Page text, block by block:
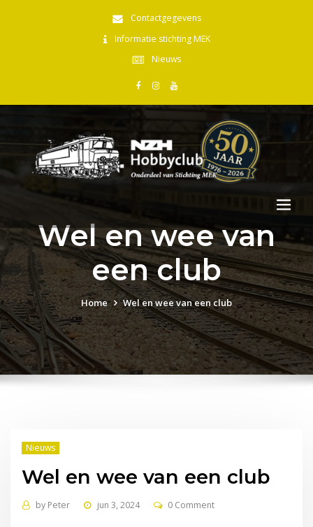
Contactgegevens
Informatie stichting MEK
Nieuws
Wel en wee van
een club
Home Wel en wee van een club
Nieuws
Wel en wee van een club
by Peter jun 3, 2024 0 Comment